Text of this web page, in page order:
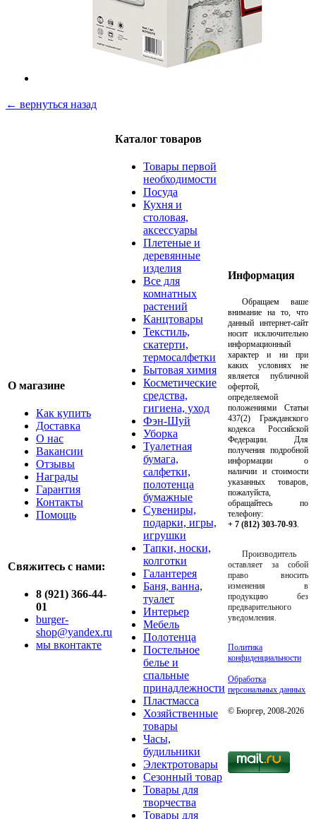
← вернуться назад
О магазине
Как купить
Доставка
О нас
Вакансии
Отзывы
Награды
Гарантия
Контакты
Помощь
Свяжитесь с нами:
8 (921) 366-44-
01
burger-
shop@yandex.ru
мы вконтакте
Каталог товаров
Товары первой
необходимости
Посуда
Кухня и
столовая,
аксессуары
Плетеные и
деревянные
изделия
Все для
комнатных
растений
Канцтовары
Текстиль,
скатерти,
термосалфетки
Бытовая химия
Косметические
средства,
гигиена, уход
Фэн-Шуй
Уборка
Туалетная
бумага,
салфетки,
полотенца
бумажные
Сувениры,
подарки, игры,
игрушки
Тапки, носки,
колготки
Галантерея
Баня, ванна,
туалет
Интерьер
Мебель
Полотенца
Постельное
белье и
спальные
принадлежности
Пластмасса
Хозяйственные
товары
Часы,
будильники
Электротовары
Сезонный товар
Товары для
творчества
Товары для
Информация
Обращаем ваше
внимание на то, что
данный интернет-сайт
носит исключительно
информационный
характер и ни при
каких условиях не
является публичной
офертой,
определяемой
положениями Статьи
437(2) Гражданского
кодекса Российской
Федерации. Для
получения подробной
информации о
наличии и стоимости
указанных товаров,
пожалуйста,
обращайтесь по
телефону:
+ 7 (812) 303-70-93
Производитель
оставляет за собой
право вносить
изменения в
продукцию без
предварительного
уведомления.
Политика
конфиденциальности
Обработка
персональных данных
© Бюргер, 2008-2026